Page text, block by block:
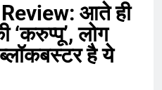
आते ही
‘करुप्पू’, लोग
है ये